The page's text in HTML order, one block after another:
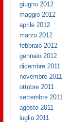
giugno 2012
maggio 2012
aprile 2012
marzo 2012
febbraio 2012
gennaio 2012
dicembre 2011
novembre 2011
ottobre 2011
settembre 2011
agosto 2011
luglio 2011